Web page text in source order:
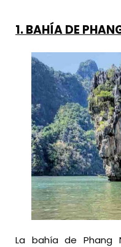
1. BAHÍA DE
La bahía de Phang